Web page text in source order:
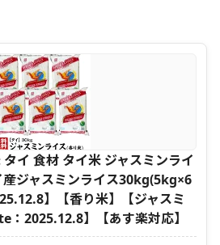
タイ 食材 タイ米 ジャスミンライ
産ジャスミンライス30kg(5kg×6
】【香り米】【ジャスミ
2025.12.8】【あす楽対応】